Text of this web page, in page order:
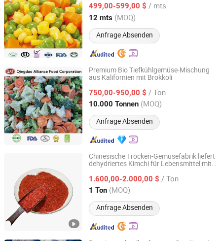
499,00-599,00 $ / mts
12 mts (MOQ)
Anfrage Absenden
Shandong, China Seit 2019
Premium Bio Tiefkühlgemüse-Mischung
aus Kalifornien mit Brokkoli
750,00-950,00 $ / Ton
10.000 Tonnen (MOQ)
Anfrage Absenden
QINGDAO ALLIANCE FOOD CORP.
Shandong, China Seit 2016
Chinesische Trocken-Gemüsefabrik liefert
dehydriertes Kimchi für Lebensmittel mit
1.600,00-2.000,00 $ / Ton
1 Ton (MOQ)
Anfrage Absenden
Heze City Mudan District Shengxinyuan Food Co., Ltd.
Shandong, China Seit 2025